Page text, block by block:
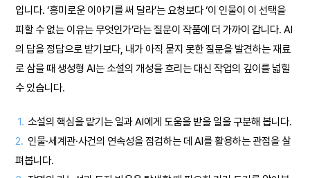
입니다. ‘흥미로운 이야기를 써 달라’는 요청보다 ‘이 인물이 이 선택을
피할 수 없는 이유는 무엇인가’라는 질문이 작품에 더 가까이 갑니다. AI
의 답을 정답으로 받기보다, 내가 아직 묻지 못한 질문을 발견하는 재료
로 삼을 때 생성형 AI는 소설의 개성을 흐리는 대신 작업의 깊이를 넓힐
수 있습니다.
1. 소설의 핵심을 맡기는 일과 AI에게 도움을 받을 일을 구분해 봅니다.
2. 인물·세계관·사건의 연속성을 점검하는 데 AI를 활용하는 관점을 살
펴봅니다.